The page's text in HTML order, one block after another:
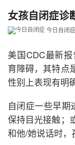
女孩自闭症诊
今日自闭症
美国CDC最新
育障碍，其特点
性别上表现有明
自闭症一些早
保持目光接触；
和他/她说话时，